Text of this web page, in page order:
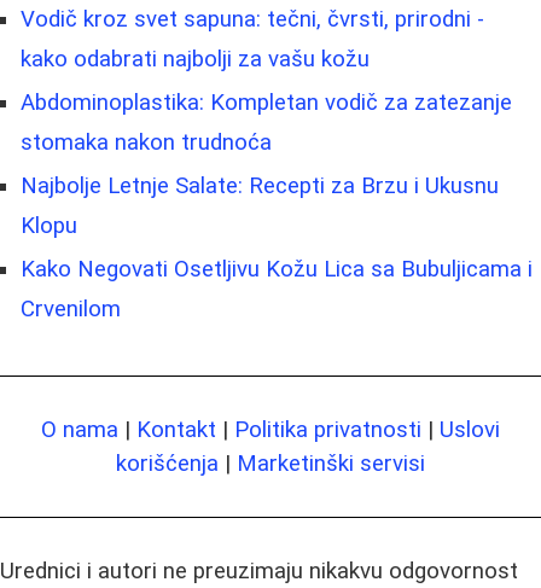
Vodič kroz svet sapuna: tečni, čvrsti, prirodni -
kako odabrati najbolji za vašu kožu
Abdominoplastika: Kompletan vodič za zatezanje
stomaka nakon trudnoća
Najbolje Letnje Salate: Recepti za Brzu i Ukusnu
Klopu
Kako Negovati Osetljivu Kožu Lica sa Bubuljicama i
Crvenilom
O nama | Kontakt | Politika privatnosti | Uslovi
korišćenja | Marketinški servisi
Urednici i autori ne preuzimaju nikakvu odgovornost